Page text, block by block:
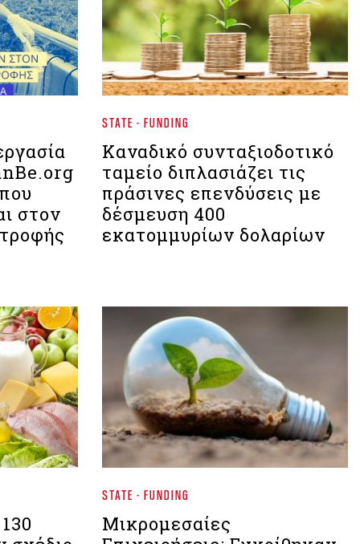
στον
STATE - FUNDING
Kαναδικό συνταξιοδοτικό
ταμείο διπλασιάζει τις
πράσινες επενδύσεις με
δέσμευση 400
εκατομμυρίων δολαρίων
STATE - FUNDING
Μικρομεσαίες